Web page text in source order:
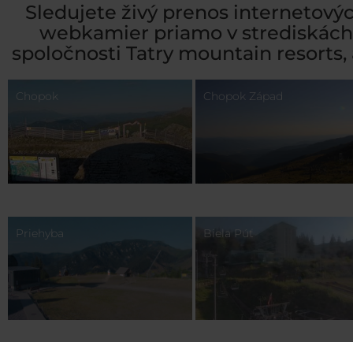
Sledujete živý prenos
webkamier priamo v strediskách
spoločnosti Tatry mountain resorts,
Chopok Chopok Západ
Priehyba Biela Púť